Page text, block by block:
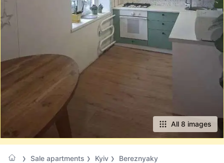
All 8 images
Sale apartments Kyiv
Bereznyaky